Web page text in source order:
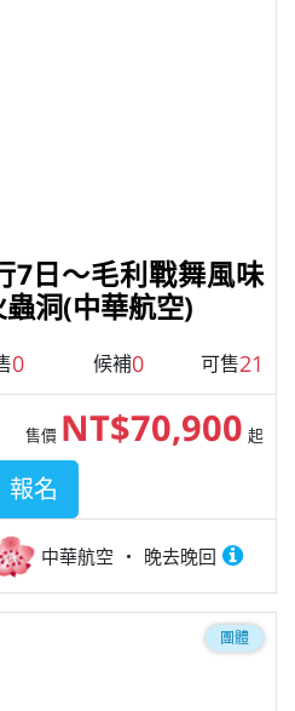
7日～毛利戰舞風味
洞(中華航空)
0 候補0 可售21
中華航空 晚去晚回
售價 NT$70,900 起
報名
團體